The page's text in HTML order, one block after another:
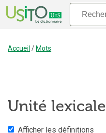
Accueil / Mots
Unité lexicale
Afficher les définitions